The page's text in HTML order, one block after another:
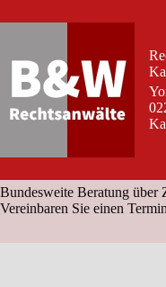
Inhalt
Bundesweite Beratung über
Vereinbaren Sie einen